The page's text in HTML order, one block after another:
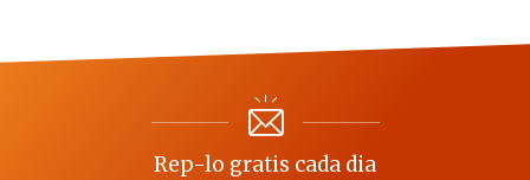
Rep-lo gratis cada dia